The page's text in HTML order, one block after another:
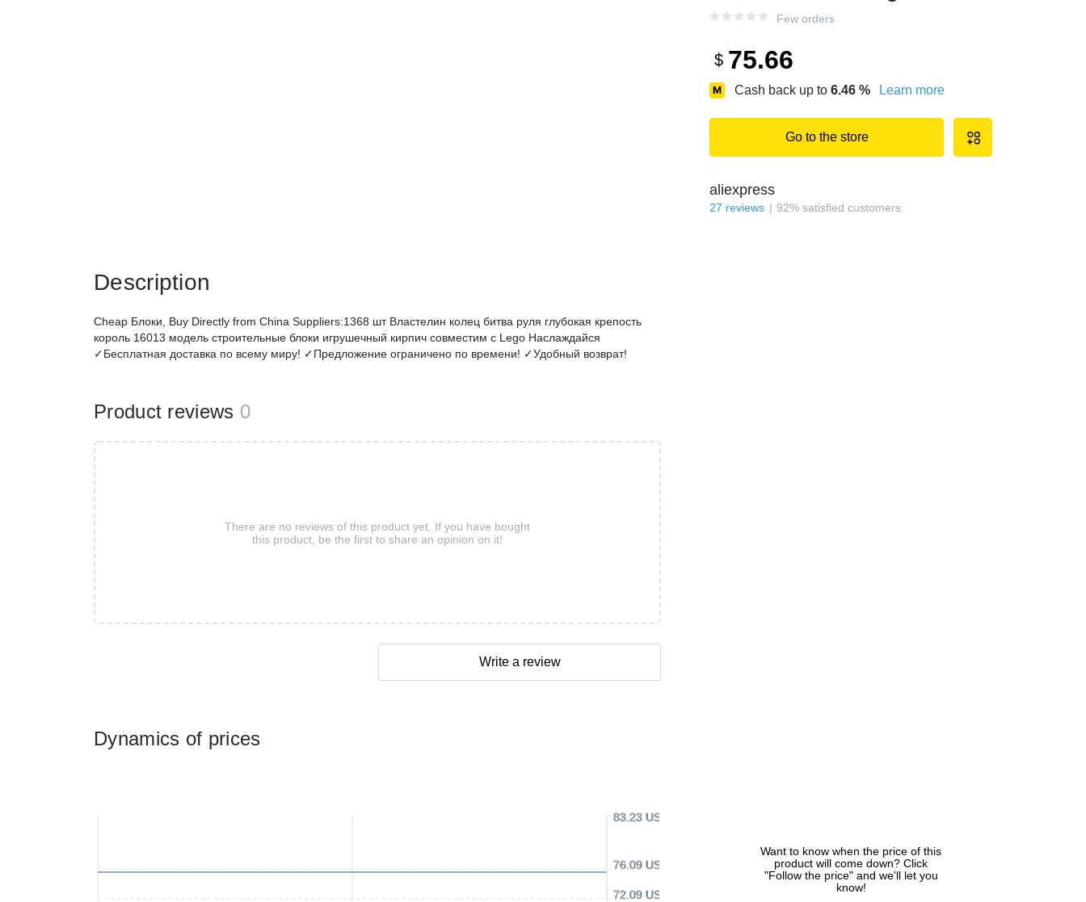
Few orders
$ 75.66
Cash back up to 6.46 % Learn more
Go to the store
aliexpress
27 reviews 92% satisfied customers
Dynamics of prices
72.09 USD
76.09 USD
83.23 USD
Want to know when the price of this
product will come down? Click
"Follow the price" and we'll let you
know!
Description
Cheap Блоки, Buy Directly from China Suppliers:1368 шт Властелин колец битва руля глубокая крепость
король 16013 модель строительные блоки игрушечный кирпич совместим с Lego Наслаждайся
✓Бесплатная доставка по всему миру! ✓Предложение ограничено по времени! ✓Удобный возврат!
Product reviews 0
There are no reviews of this product yet. If you have bought
this product, be the first to share an opinion on it!
Write a review